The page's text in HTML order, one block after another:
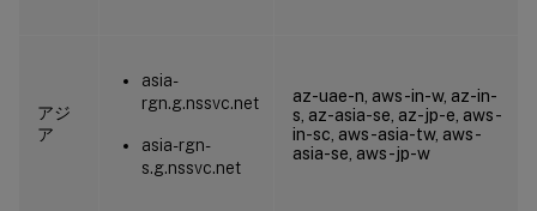
アジ
ア
asia-
rgn.g.nssvc.net
asia-rgn-
s.g.nssvc.net
az-uae-n, aws-in-w, az-in-
s, az-asia-se, az-jp-e, aws-
in-sc, aws-asia-tw, aws-
asia-se, aws-jp-w